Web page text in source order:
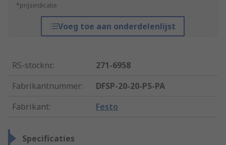
*prijsindicatie
Voeg toe aan onderdelenlijst
RS-stocknr.:
271-6958
Fabrikantnummer:
DFSP-20-20-PS-PA
Fabrikant: Festo
Specificaties